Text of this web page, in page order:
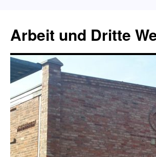
springen
Arbeit und Dritte